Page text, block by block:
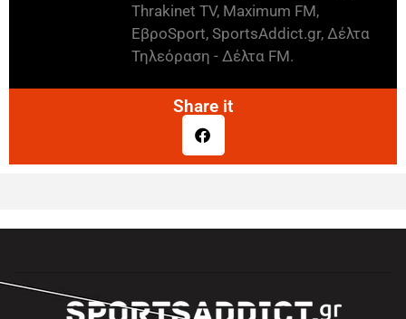
Thrakinet TV, Maximum FM,
ΕβροSport, SportsAddict.gr, Δέλτα
Τηλεόραση - Δέλτα FM.
Share it